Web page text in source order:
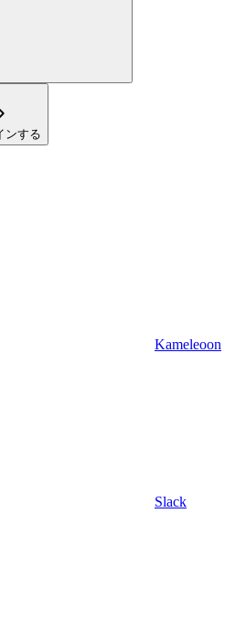
ンする
Kameleoon
Slack